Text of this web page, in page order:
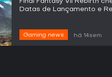
Datas de Lançamento e
Gaming news há 14sem